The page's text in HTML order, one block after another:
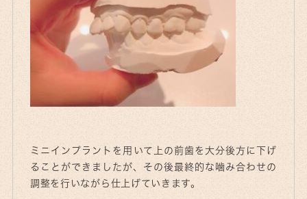
ミニインプラントを用いて上の前歯を大分後方に下げ
ることができましたが、その後最終的な噛み合わせの
調整を行いながら仕上げていきます。